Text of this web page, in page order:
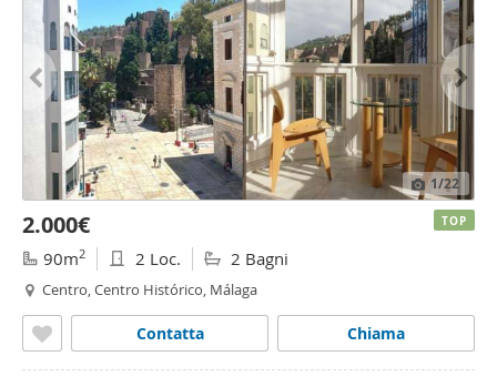
1/22
2.000€
90m2 2 Loc. 2 Bagni
Centro, Centro Histórico, Málaga
Chiama
Contatta
TOP